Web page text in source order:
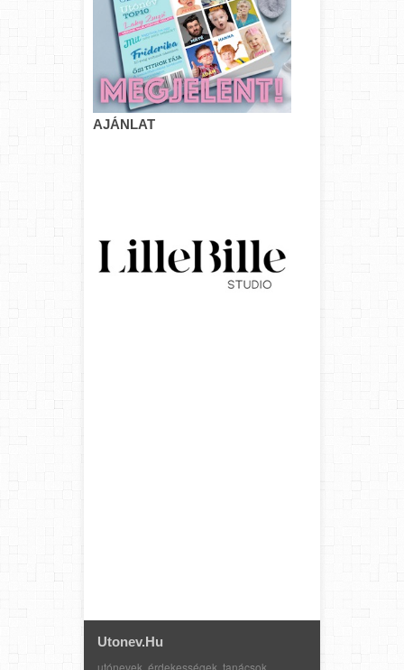
AJÁNLAT
Utonev.hu
utónevek, érdekességek, tanácsok,